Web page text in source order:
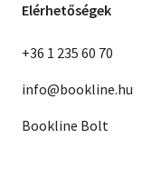
Elérhetőségek
+36 1 235 60 70
info@bookline.hu
Bookline Bolt